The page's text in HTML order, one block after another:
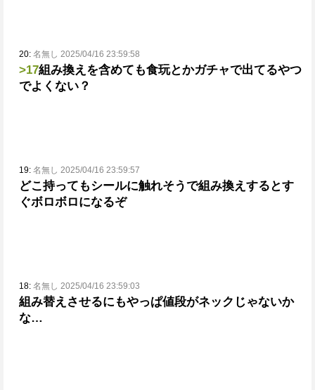
20: 名無し 2025/04/16 23:59:58
>17組み換えを含めても食玩とかガチャで出てるやつ
でよくない？
19: 名無し 2025/04/16 23:59:57
どこ持ってもシールに触れそうで組み換えするとす
ぐボロボロになるぞ
18: 名無し 2025/04/16 23:59:03
組み替えさせるにもやっぱ値段がネックじゃないか
な…